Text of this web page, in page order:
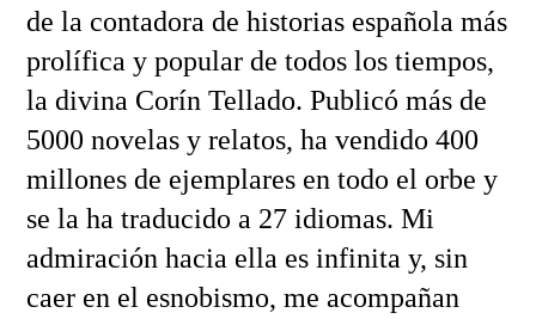
de la contadora de historias española más
prolífica y popular de todos los tiempos,
la divina Corín Tellado. Publicó más de
5000 novelas y relatos, ha vendido 400
millones de ejemplares en todo el orbe y
se la ha traducido a 27 idiomas. Mi
admiración hacia ella es infinita y, sin
caer en el esnobismo, me acompañan